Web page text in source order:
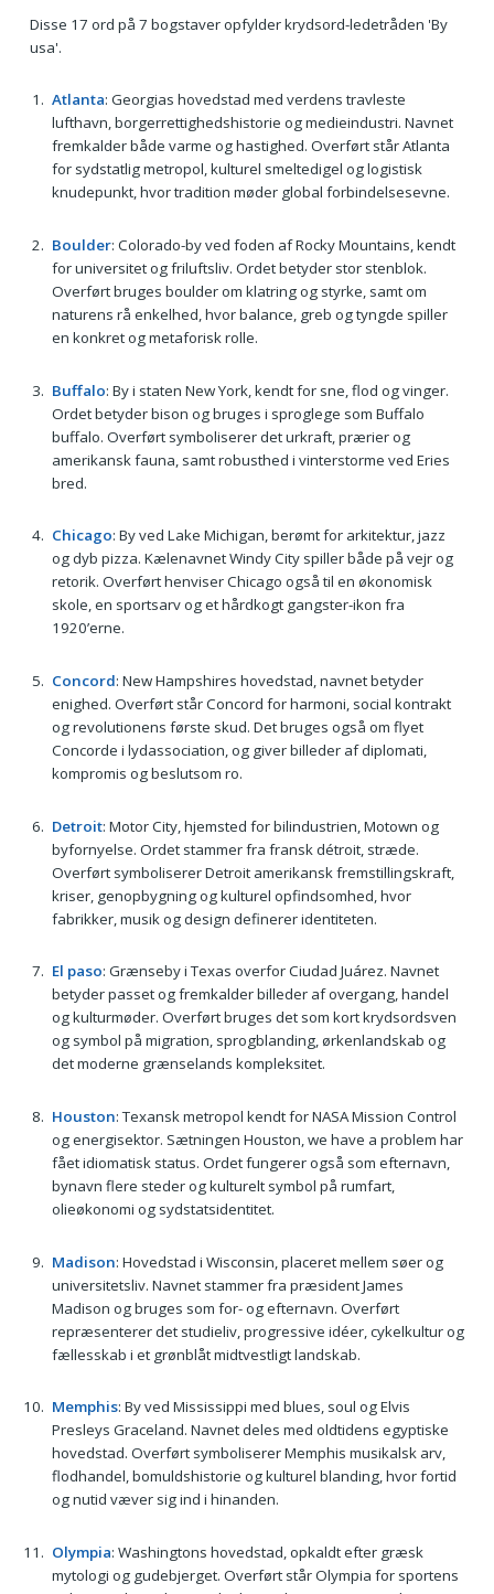
Disse 17 ord på 7 bogstaver opfylder krydsord-ledetråden 'By
usa'.
Atlanta: Georgias hovedstad med verdens travleste
lufthavn, borgerrettighedshistorie og medieindustri. Navnet
fremkalder både varme og hastighed. Overført står Atlanta
for sydstatlig metropol, kulturel smeltedigel og logistisk
knudepunkt, hvor tradition møder global forbindelsesevne.
Boulder: Colorado-by ved foden af Rocky Mountains, kendt
for universitet og friluftsliv. Ordet betyder stor stenblok.
Overført bruges boulder om klatring og styrke, samt om
naturens rå enkelhed, hvor balance, greb og tyngde spiller
en konkret og metaforisk rolle.
Buffalo: By i staten New York, kendt for sne, flod og vinger.
Ordet betyder bison og bruges i sproglege som Buffalo
buffalo. Overført symboliserer det urkraft, prærier og
amerikansk fauna, samt robusthed i vinterstorme ved Eries
bred.
Chicago: By ved Lake Michigan, berømt for arkitektur, jazz
og dyb pizza. Kælenavnet Windy City spiller både på vejr og
retorik. Overført henviser Chicago også til en økonomisk
skole, en sportsarv og et hårdkogt gangster-ikon fra
1920’erne.
Concord: New Hampshires hovedstad, navnet betyder
enighed. Overført står Concord for harmoni, social kontrakt
og revolutionens første skud. Det bruges også om flyet
Concorde i lydassociation, og giver billeder af diplomati,
kompromis og beslutsom ro.
Detroit: Motor City, hjemsted for bilindustrien, Motown og
byfornyelse. Ordet stammer fra fransk détroit, stræde.
Overført symboliserer Detroit amerikansk fremstillingskraft,
kriser, genopbygning og kulturel opfindsomhed, hvor
fabrikker, musik og design definerer identiteten.
El paso: Grænseby i Texas overfor Ciudad Juárez. Navnet
betyder passet og fremkalder billeder af overgang, handel
og kulturmøder. Overført bruges det som kort krydsordsven
og symbol på migration, sprogblanding, ørkenlandskab og
det moderne grænselands kompleksitet.
Houston: Texansk metropol kendt for NASA Mission Control
og energisektor. Sætningen Houston, we have a problem har
fået idiomatisk status. Ordet fungerer også som efternavn,
bynavn flere steder og kulturelt symbol på rumfart,
olieøkonomi og sydstatsidentitet.
Madison: Hovedstad i Wisconsin, placeret mellem søer og
universitetsliv. Navnet stammer fra præsident James
Madison og bruges som for- og efternavn. Overført
repræsenterer det studieliv, progressive idéer, cykelkultur og
fællesskab i et grønblåt midtvestligt landskab.
Memphis: By ved Mississippi med blues, soul og Elvis
Presleys Graceland. Navnet deles med oldtidens egyptiske
hovedstad. Overført symboliserer Memphis musikalsk arv,
flodhandel, bomuldshistorie og kulturel blanding, hvor fortid
og nutid væver sig ind i hinanden.
Olympia: Washingtons hovedstad, opkaldt efter græsk
mytologi og gudebjerget. Overført står Olympia for sportens